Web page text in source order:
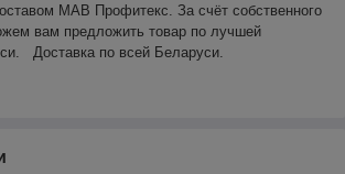
МАВ Профитекс. За счёт собственного
вам предложить товар по лучшей
. Доставка по всей Беларуси.